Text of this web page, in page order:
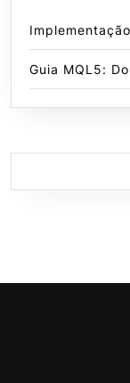
Implementação
Guia MQL5: